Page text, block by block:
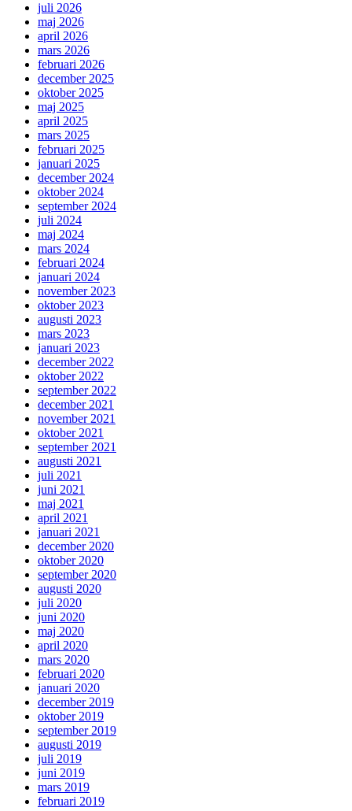
juli 2026
maj 2026
april 2026
mars 2026
februari 2026
december 2025
oktober 2025
maj 2025
april 2025
mars 2025
februari 2025
januari 2025
december 2024
oktober 2024
september 2024
juli 2024
maj 2024
mars 2024
februari 2024
januari 2024
november 2023
oktober 2023
augusti 2023
mars 2023
januari 2023
december 2022
oktober 2022
september 2022
december 2021
november 2021
oktober 2021
september 2021
augusti 2021
juli 2021
juni 2021
maj 2021
april 2021
januari 2021
december 2020
oktober 2020
september 2020
augusti 2020
juli 2020
juni 2020
maj 2020
april 2020
mars 2020
februari 2020
januari 2020
december 2019
oktober 2019
september 2019
augusti 2019
juli 2019
juni 2019
mars 2019
februari 2019